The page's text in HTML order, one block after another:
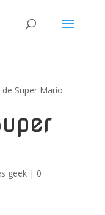
Super Mario
geek| 0